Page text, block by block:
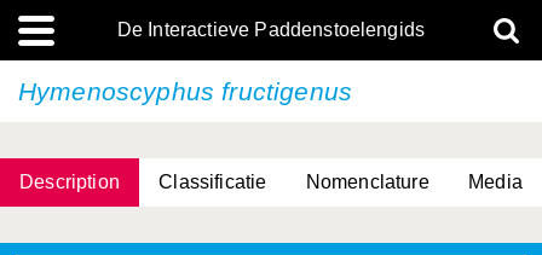
De Interactieve Paddenstoelengids
Hymenoscyphus fructigenus
Description Classificatie Nomenclature Media